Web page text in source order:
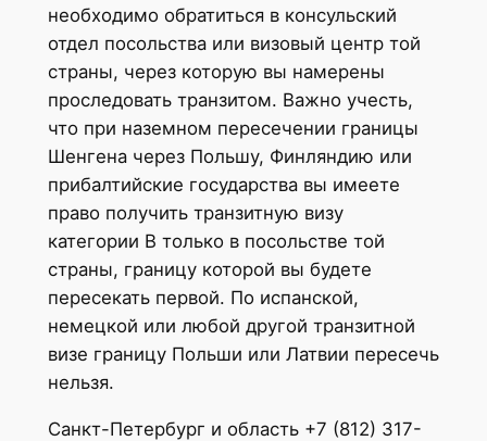
необходимо обратиться в консульский
отдел посольства или визовый центр той
страны, через которую вы намерены
проследовать транзитом. Важно учесть,
что при наземном пересечении границы
Шенгена через Польшу, Финляндию или
прибалтийские государства вы имеете
право получить транзитную визу
категории В только в посольстве той
страны, границу которой вы будете
пересекать первой. По испанской,
немецкой или любой другой транзитной
визе границу Польши или Латвии пересечь
нельзя.
Санкт-Петербург и область +7 (812) 317-